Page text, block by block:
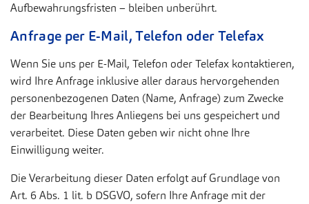
Aufbewahrungsfristen – bleiben unberührt.
Anfrage per E-Mail, Telefon oder Telefax
Wenn Sie uns per E-Mail, Telefon oder Telefax kontaktieren,
wird Ihre Anfrage inklusive aller daraus hervorgehenden
personenbezogenen Daten (Name, Anfrage) zum Zwecke
der Bearbeitung Ihres Anliegens bei uns gespeichert und
verarbeitet. Diese Daten geben wir nicht ohne Ihre
Einwilligung weiter.
Die Verarbeitung dieser Daten erfolgt auf Grundlage von
Art. 6 Abs. 1 lit. b DSGVO, sofern Ihre Anfrage mit der